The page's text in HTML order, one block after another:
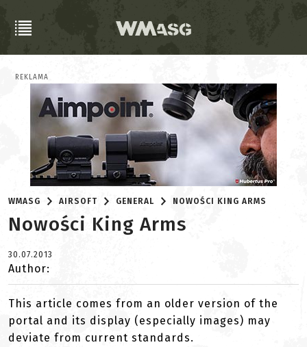
REKLAMA
WMASG AIRSOFT GENERAL NOWOŚCI KING ARMS
Nowości King Arms
30.07.2013
Author:
This article comes from an older version of the
portal and its display (especially images) may
deviate from current standards.